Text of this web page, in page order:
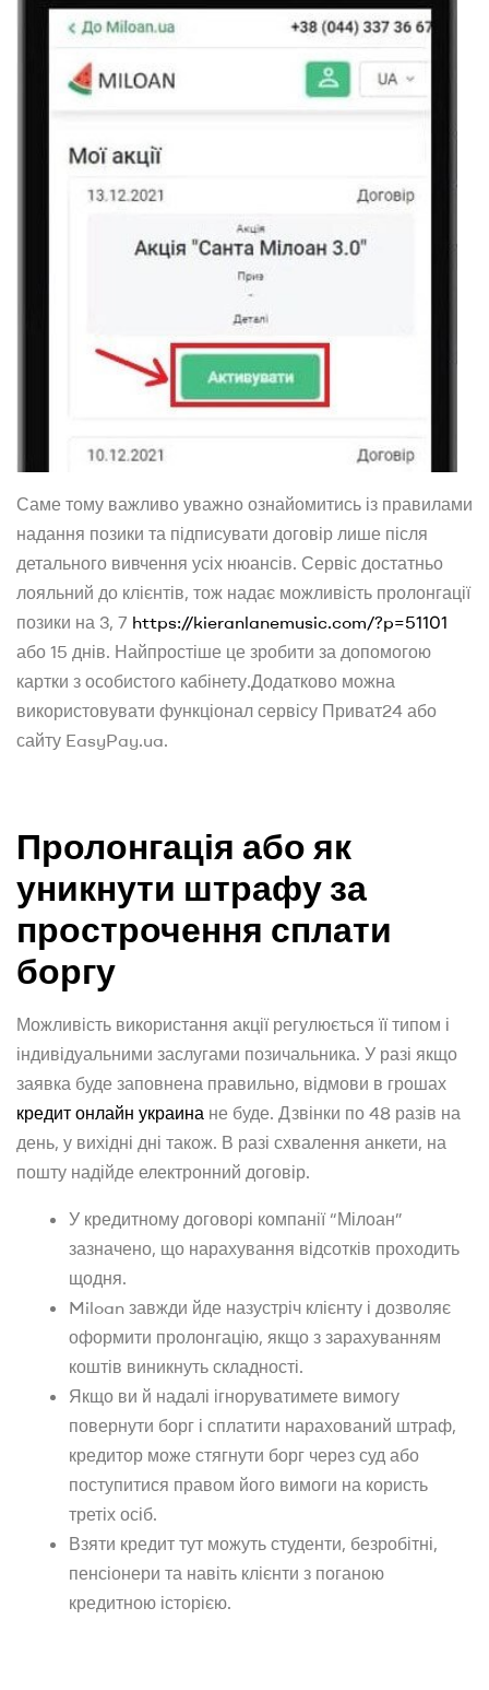
Саме тому важливо уважно ознайомитись із правилами
надання позики та підписувати договір лише після
детального вивчення усіх нюансів. Сервіс достатньо
лояльний до клієнтів, тож надає можливість пролонгації
позики на 3, 7 https://kieranlanemusic.com/?p=51101
або 15 днів. Найпростіше це зробити за допомогою
картки з особистого кабінету.Додатково можна
використовувати функціонал сервісу Приват24 або
сайту EasyPay.ua.
Пролонгація або як
уникнути штрафу за
прострочення сплати
боргу
Можливість використання акції регулюється її типом і
індивідуальними заслугами позичальника. У разі якщо
заявка буде заповнена правильно, відмови в грошах
кредит онлайн украина не буде. Дзвінки по 48 разів на
день, у вихідні дні також. В разі схвалення анкети, на
пошту надійде електронний договір.
У кредитному договорі компанії “Мілоан”
зазначено, що нарахування відсотків проходить
щодня.
Miloan завжди йде назустріч клієнту і дозволяє
оформити пролонгацію, якщо з зарахуванням
коштів виникнуть складності.
Якщо ви й надалі ігноруватимете вимогу
повернути борг і сплатити нарахований штраф,
кредитор може стягнути борг через суд або
поступитися правом його вимоги на користь
третіх осіб.
Взяти кредит тут можуть студенти, безробітні,
пенсіонери та навіть клієнти з поганою
кредитною історією.